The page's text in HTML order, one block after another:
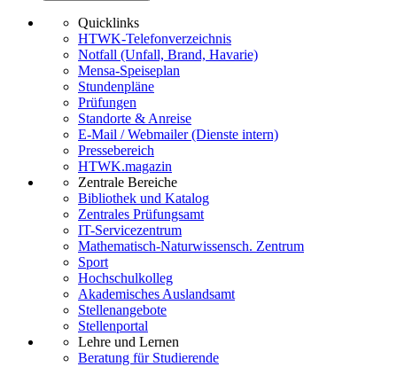
Quicklinks
HTWK-Telefonverzeichnis
Notfall (Unfall, Brand, Havarie)
Mensa-Speiseplan
Stundenpläne
Prüfungen
Standorte & Anreise
E-Mail / Webmailer (Dienste intern)
Pressebereich
HTWK.magazin
Zentrale Bereiche
Bibliothek und Katalog
Zentrales Prüfungsamt
IT-Servicezentrum
Mathematisch-Naturwissensch. Zentrum
Sport
Hochschulkolleg
Akademisches Auslandsamt
Stellenangebote
Stellenportal
Lehre und Lernen
Beratung für Studierende